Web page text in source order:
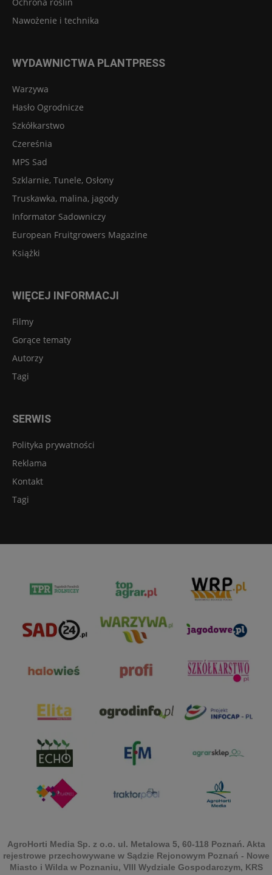
Nawożenie i technika
WYDAWNICTWA PLANTPRESS
Warzywa
Hasło Ogrodnicze
Szkółkarstwo
Czereśnia
MPS Sad
Szklarnie, Tunele, Osłony
Truskawka, malina, jagody
Informator Sadowniczy
European Fruitgrowers Magazine
Książki
WIĘCEJ INFORMACJI
Filmy
Gorące tematy
Autorzy
Tagi
SERWIS
Polityka prywatności
Reklama
Kontakt
Tagi
AgroHorti Media Sp. z o.o. ul. Metalowa 5, 60-118 Poznań. Akta
rejestrowe przechowywane w Sądzie Rejonowym Poznań - Nowe
Miasto i Wilda w Poznaniu, VIII Wydziale Gospodarczym, KRS